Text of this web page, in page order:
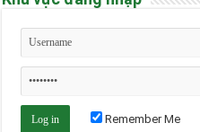
Remember Me